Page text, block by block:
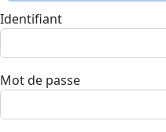
Identifiant
Mot de passe